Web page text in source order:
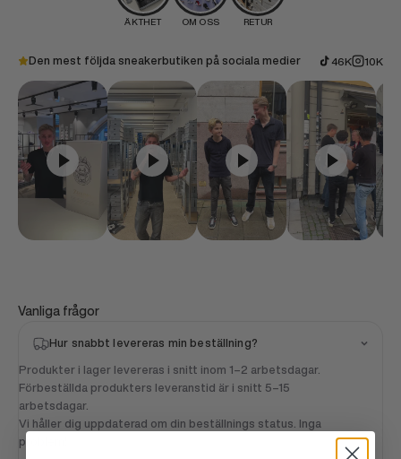
ÄKTHET OM OSS RETUR
Den mest följda sneakerbutiken på sociala medier 46K 10K
Vanliga frågor
Hur snabbt levereras min beställning?
Produkter i lager levereras i snitt inom 1–2 arbetsdagar.
Förbeställda produkters leveranstid är i snitt 5–15
arbetsdagar.
Vi håller dig uppdaterad om din beställnings status. Inga
problem!